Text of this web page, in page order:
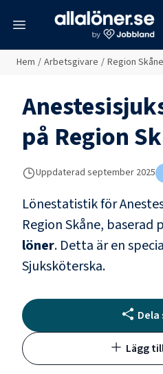
Hem / Arbetsgivare / Region Skåne
på Region
Uppdaterad september 2025
Lönestatistik för
Region Skåne, baserad
löner. Detta är en
Sjuksköterska.
Dela
Lägg